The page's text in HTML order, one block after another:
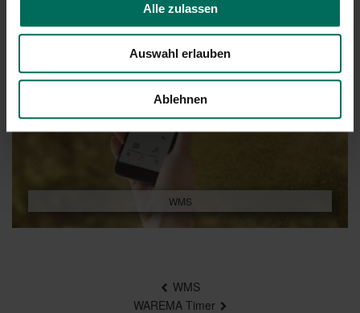
Alle zulassen
Auswahl erlauben
Ablehnen
WMS
WMS
WAREMA Timer